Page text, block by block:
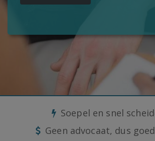
Soepel en snel
Geen advocaat, dus